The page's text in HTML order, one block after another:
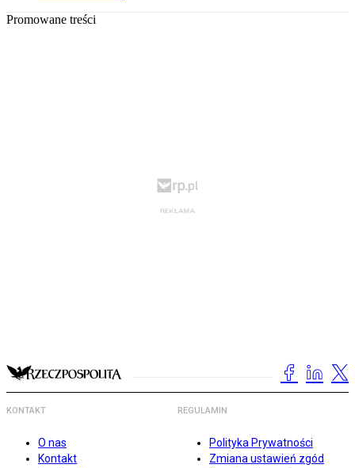
Promowane treści
KONTAKT
O nas
Kontakt
REGULAMIN
Polityka Prywatności
Zmiana ustawień zgód